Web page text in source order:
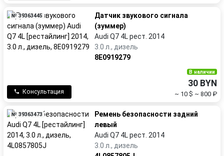
№ 39363445
Датчик звукового сигнала
(зуммер)
Audi Q7 4L рест. 2014
3.0 л., дизель
8E0919279
Консультация
В наличии
30 BYN
~ 10 $ ~ 800 ₽
№ 39363473
Ремень безопасности задний
левый
Audi Q7 4L рест. 2014
3.0 л., дизель